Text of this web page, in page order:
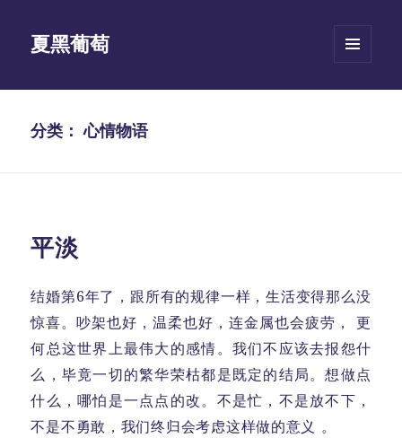
夏黑葡萄
挂件
分类：心情物语
平淡
结婚第6年了，跟所有的规律一样，生活变得那么没
惊喜。吵架也好，温柔也好，连金属也会疲劳， 更
何总这世界上最伟大的感情。我们不应该去报怨什
么，毕竟一切的繁华荣枯都是既定的结局。想做点
什么，哪怕是一点点的改。不是忙，不是放不下，
不是不勇敢，我们终归会考虑这样做的意义 。